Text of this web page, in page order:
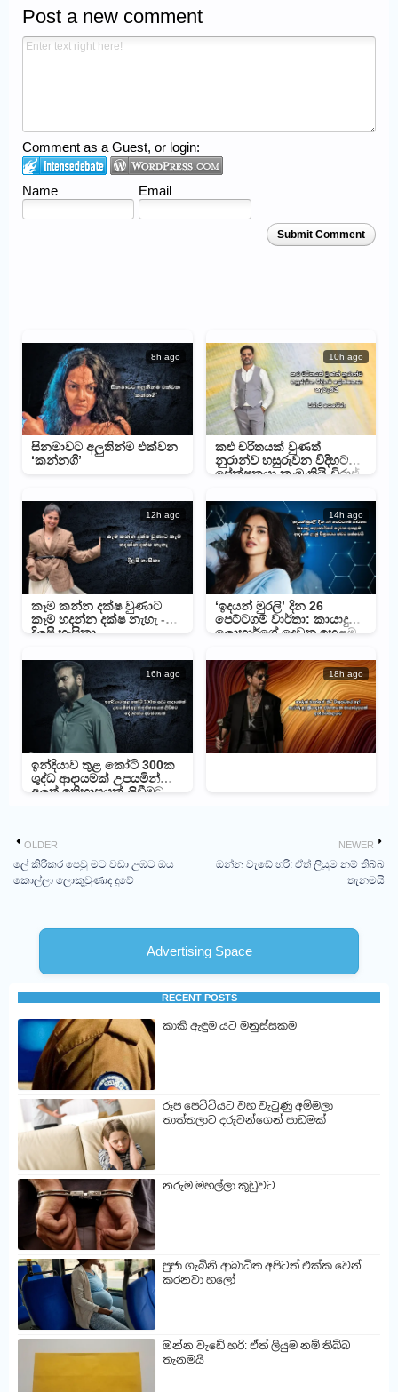
Post a new comment
Comment as a Guest, or login:
Name Email
Submit Comment
8h ago
සිනමාවට අලුතින්ම එක්වන
‘කන්නගී’
10h ago
කළු චරිතයක් වුණත්
නුරාන්ව හසුරුවන විදිහට
ප්‍රේක්ෂකයා කැමැතියි-විරාජ්
12h ago
කෑම කන්න දක්ෂ වුණාට
කෑම හදන්න දක්ෂ නැහැ -
දිලුෂී හංසිකා
14h ago
‘ඉදයන් මුරලි’ දින 26
පෙට්ටගම් වාර්තා: කායාදු
ලොහාර්ගේ දෙවන ඉහළම
පත්වෙයි
16h ago
ඉන්දියාව තුළ කෝටි 300ක
ශුද්ධ ආදායමක් උපයමින්
අලුත් ඉතිහාසයක් ලිවීමට
18h ago
NEWER
ඔන්න වැඩේ හරි: ඒත් ලියුම නම් තිබ්බ
තැනමයි
OLDER
ලේ කිරිකර පෙවු මට වඩා උඹට ඔය
කොල්ලා ලොකුවුණාද දුවේ
Advertising Space
RECENT POSTS
කාකි ඇඳුම යට මනුස්සකම
රූප පෙට්ටියට වහ වැටුණු අම්මලා
තාත්තලාට දරුවන්ගෙන් පාඩමක්
නරුම මහල්ලා කූඩුවට
පුජා ගැබිනි ආබාධිත අපිටත් එක්ක වෙන්
කරනවා හලෝ
ඔන්න වැඩේ හරි: ඒත් ලියුම නම් තිබ්බ
තැනමයි